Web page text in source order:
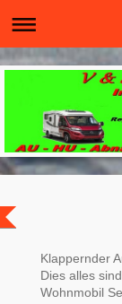
Klappernder
Dies alles
Wohnmobil